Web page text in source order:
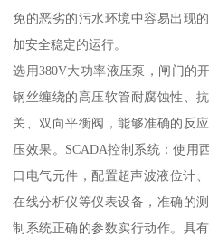
免的恶劣的污水环境中容易出现
加安全稳定的运行。
选用380V大功率液压泵，闸门的
钢丝缠绕的高压软管耐腐蚀性、
关、双向平衡阀，能够准确的反
压效果。SCADA控制系统：使用
口电气元件，配置超声波液位计
在线分析仪等仪表设备，准确的
制系统正确的参数实行动作。具